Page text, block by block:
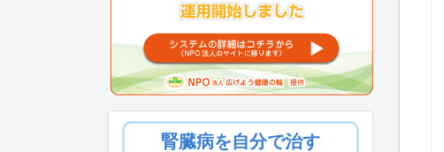
腎臓病を自分で治す